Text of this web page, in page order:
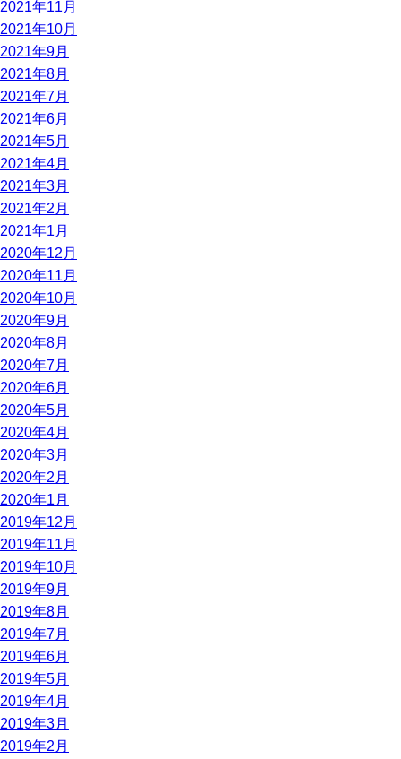
2021年11月
2021年10月
2021年9月
2021年8月
2021年7月
2021年6月
2021年5月
2021年4月
2021年3月
2021年2月
2021年1月
2020年12月
2020年11月
2020年10月
2020年9月
2020年8月
2020年7月
2020年6月
2020年5月
2020年4月
2020年3月
2020年2月
2020年1月
2019年12月
2019年11月
2019年10月
2019年9月
2019年8月
2019年7月
2019年6月
2019年5月
2019年4月
2019年3月
2019年2月